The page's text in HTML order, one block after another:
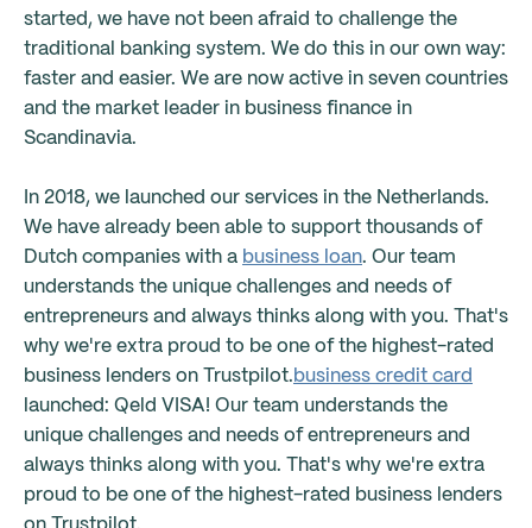
started, we have not been afraid to challenge the
traditional banking system. We do this in our own way:
faster and easier. We are now active in seven countries
and the market leader in business finance in
Scandinavia.
In 2018, we launched our services in the Netherlands.
We have already been able to support thousands of
Dutch companies with a business loan. Our team
understands the unique challenges and needs of
entrepreneurs and always thinks along with you. That's
why we're extra proud to be one of the highest-rated
business lenders on Trustpilot. business credit card
launched: Qeld VISA! Our team understands the
unique challenges and needs of entrepreneurs and
always thinks along with you. That's why we're extra
proud to be one of the highest-rated business lenders